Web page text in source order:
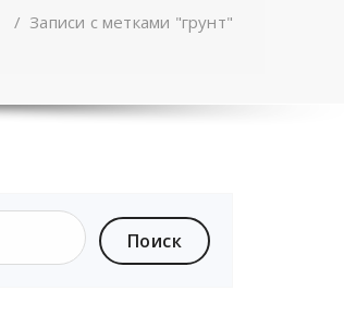
/ Записи с метками "грунт"